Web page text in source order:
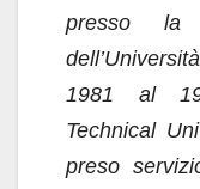
presso la
1981 al
Technical
preso